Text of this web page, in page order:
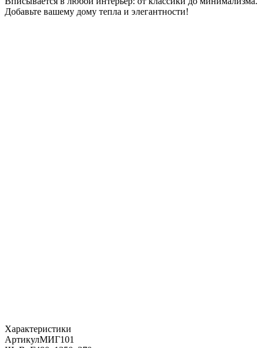
Добавьте вашему дому тепла и элегантности!
Характеристики
АртикулМИГ101